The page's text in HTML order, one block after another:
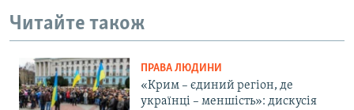
Читайте також
ПРАВА ЛЮДИНИ
«Крим – єдиний регіон, де
українці – меншість»: дискусія